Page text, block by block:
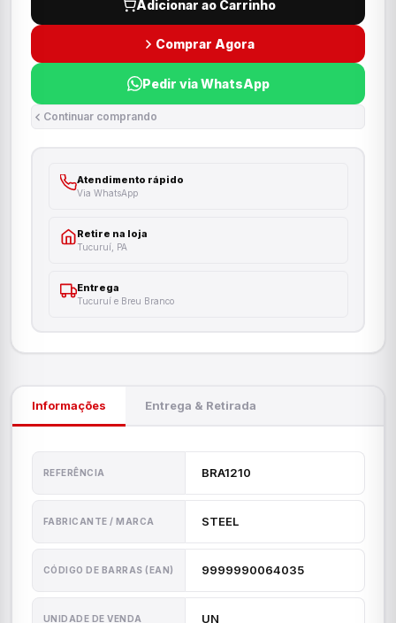
Adicionar ao Carrinho
Comprar Agora
Pedir via WhatsApp
Continuar comprando
Atendimento rápido
Via WhatsApp
Retire na loja
Tucuruí, PA
Entrega
Tucuruí e Breu Branco
Informações Entrega & Retirada
REFERÊNCIA BRA1210
FABRICANTE / MARCA STEEL
CÓDIGO DE BARRAS (EAN) 9999990064035
UNIDADE DE VENDA UN